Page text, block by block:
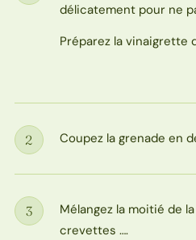
délicatement pour ne
Préparez la vinaigrette
Étape
2 Coupez la grenade en
Étape
3
Mélangez la moitié de
crevettes ….